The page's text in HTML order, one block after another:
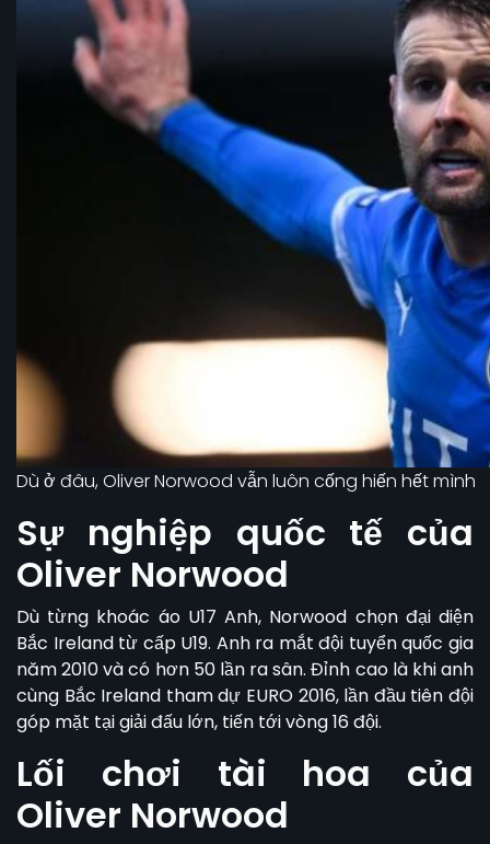
Dù ở đâu, Oliver Norwood vẫn luôn cống hiến hết mình
Sự nghiệp quốc tế của
Oliver Norwood
Dù từng khoác áo U17 Anh, Norwood chọn đại diện
Bắc Ireland từ cấp U19. Anh ra mắt đội tuyển quốc gia
năm 2010 và có hơn 50 lần ra sân. Đỉnh cao là khi anh
cùng Bắc Ireland tham dự EURO 2016, lần đầu tiên đội
góp mặt tại giải đấu lớn, tiến tới vòng 16 đội.
Lối chơi tài hoa của
Oliver Norwood